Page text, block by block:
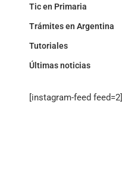
Tic en Primaria
Trámites en Argentina
Tutoriales
Últimas noticias
[instagram-feed feed=2]